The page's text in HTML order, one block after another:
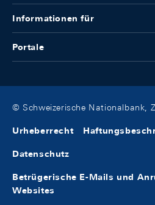
Informationen für
Portale
© Schweizerische Nationalbank,
Urheberrecht
Datenschutz
Betrügerische E-Mails und
Websites